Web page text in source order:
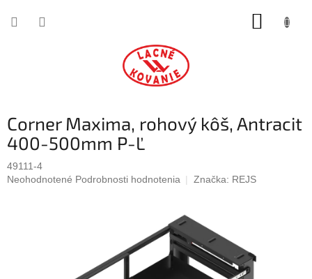
Corner Maxima, rohový kôš, Antracit
400-500mm P-Ľ
49111-4
Priemerné
Neohodnotené Podrobnosti hodnotenia Značka: REJS